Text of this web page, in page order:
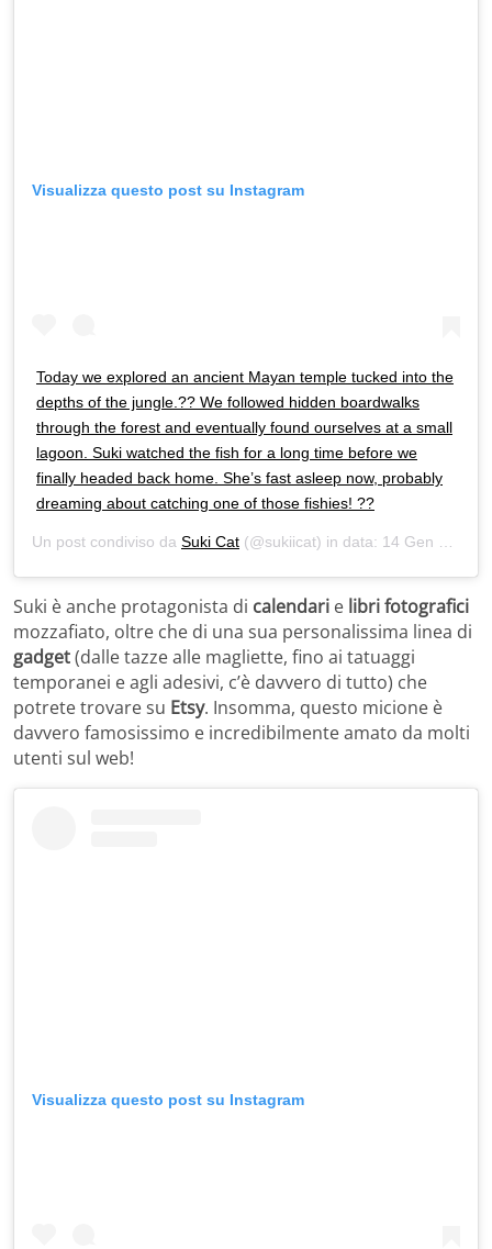
Visualizza questo post su Instagram
Today we explored an ancient Mayan temple tucked into the
depths of the jungle.?? We followed hidden boardwalks
through the forest and eventually found ourselves at a small
lagoon. Suki watched the fish for a long time before we
finally headed back home. She’s fast asleep now, probably
dreaming about catching one of those fishies! ??
Un post condiviso da Suki Cat (@sukiicat) in data: 14 Gen 2020 alle ore 11:46 PST
Suki è anche protagonista di calendari e libri fotografici
mozzafiato, oltre che di una sua personalissima linea di
gadget(dalle tazze alle magliette, fino ai tatuaggi
temporanei e agli adesivi, c’è davvero di tutto) che
potrete trovare su Etsy. Insomma, questo micione è
davvero famosissimo e incredibilmente amato da molti
utenti sul web!
Visualizza questo post su Instagram